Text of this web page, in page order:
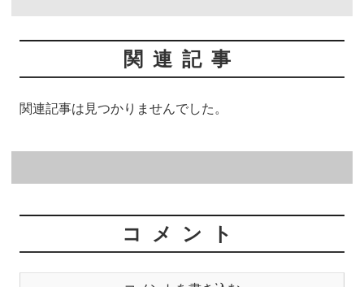
関連記事
関連記事は見つかりませんでした。
コメント